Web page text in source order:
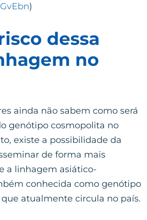
)
dessa
no
ainda não sabem como será
genótipo cosmopolita no
existe a possibilidade da
de forma mais
a linhagem asiático-
conhecida como genótipo
que atualmente circula no país.